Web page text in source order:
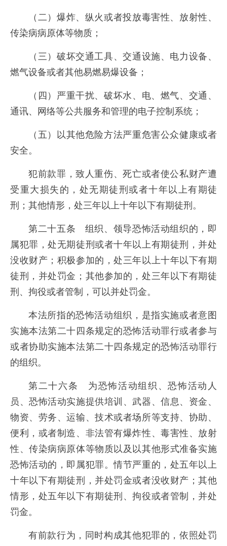
（二）爆炸、纵火或者投放毒害性、放射性、
传染病病原体等物质；
（三）破坏交通工具、交通设施、电力设备、
燃气设备或者其他易燃易爆设备；
（四）严重干扰、破坏水、电、燃气、交通、
通讯、网络等公共服务和管理的电子控制系统；
（五）以其他危险方法严重危害公众健康或者
安全。
犯前款罪，致人重伤、死亡或者使公私财产遭
受重大损失的，处无期徒刑或者十年以上有期徒
刑；其他情形，处三年以上十年以下有期徒刑。
第二十五条 组织、领导恐怖活动组织的，即
属犯罪，处无期徒刑或者十年以上有期徒刑，并处
没收财产；积极参加的，处三年以上十年以下有期
徒刑，并处罚金；其他参加的，处三年以下有期徒
刑、拘役或者管制，可以并处罚金。
本法所指的恐怖活动组织，是指实施或者意图
实施本法第二十四条规定的恐怖活动罪行或者参与
或者协助实施本法第二十四条规定的恐怖活动罪行
的组织。
第二十六条 为恐怖活动组织、恐怖活动人
员、恐怖活动实施提供培训、武器、信息、资金、
物资、劳务、运输、技术或者场所等支持、协助、
便利，或者制造、非法管有爆炸性、毒害性、放射
性、传染病病原体等物质以及以其他形式准备实施
恐怖活动的，即属犯罪。情节严重的，处五年以上
十年以下有期徒刑，并处罚金或者没收财产；其他
情形，处五年以下有期徒刑、拘役或者管制，并处
罚金。
有前款行为，同时构成其他犯罪的，依照处罚